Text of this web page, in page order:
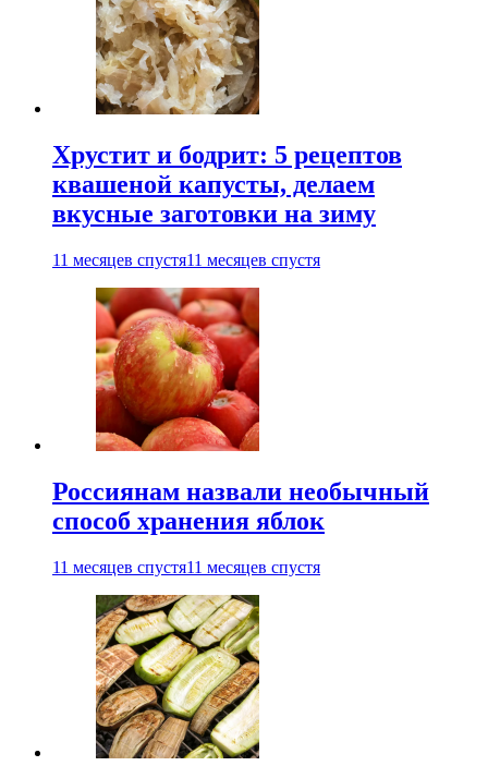
Хрустит и бодрит: 5 рецептов
квашеной капусты, делаем
вкусные заготовки на зиму
11 месяцев спустя11 месяцев спустя
Россиянам назвали необычный
способ хранения яблок
11 месяцев спустя11 месяцев спустя